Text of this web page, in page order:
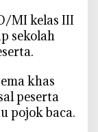
MI kelas III
sekolah
khas
peserta
pojok baca.